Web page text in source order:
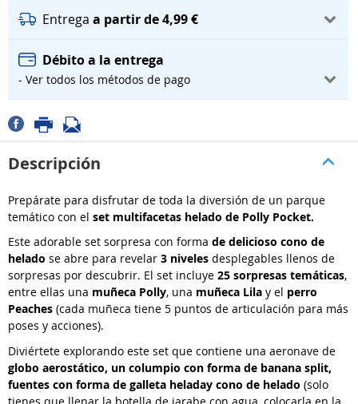
Entrega a partir de 4,99 €
Débito a la entrega
- Ver todos los métodos de pago
Descripción
Prepárate para disfrutar de toda la diversión de un parque
temático con el set multifacetas helado de Polly Pocket.
Este adorable set sorpresa con forma de delicioso cono de
helado se abre para revelar 3 niveles desplegables llenos de
sorpresas por descubrir. El set incluye 25 sorpresas temáticas,
entre ellas una muñeca Polly, una muñeca Lila y el perro
Peaches (cada muñeca tiene 5 puntos de articulación para más
poses y acciones).
Diviértete explorando este set que contiene una aeronave de
globo aerostático, un columpio con forma de banana split,
fuentes con forma de galleta heladay cono de helado (solo